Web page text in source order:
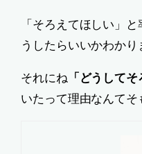
「そろえてほしい」
うしたらいいかわかり
それにね「どうしてそ
いたって理由なんて